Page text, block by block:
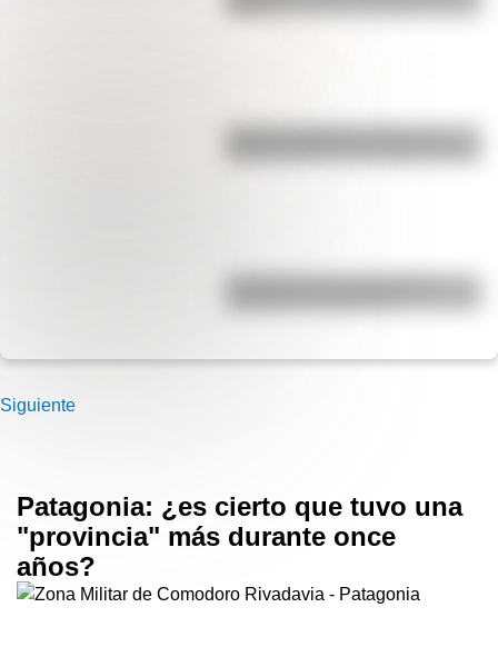
¿Cómo era Buenos Aires en la
Década Infame?: las mejores fotos
La historia de los inmigrantes
Siguiente
Patagonia: ¿es cierto que tuvo una
"provincia" más durante once
años?